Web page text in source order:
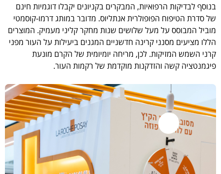
בנוסף לבדיקות הרפואיות, המבקרים בקניונים יקבלו דוגמיות חינם
של סדרת הטיפוח הפופולרית אנתליוס. מדובר במותג דרמו-קוסמטי
מוביל המבוסס על מעל שלושים שנות מחקר קליני מעמיק. המוצרים
הללו מציעים מסנני קרינה חדשניים המגנים ביעילות על העור מפני
קרני השמש המזיקות. לכן, מריחה יומיומית של הקרם מונעת
פיגמנטציה קשה והזדקנות מוקדמת של רקמות העור.